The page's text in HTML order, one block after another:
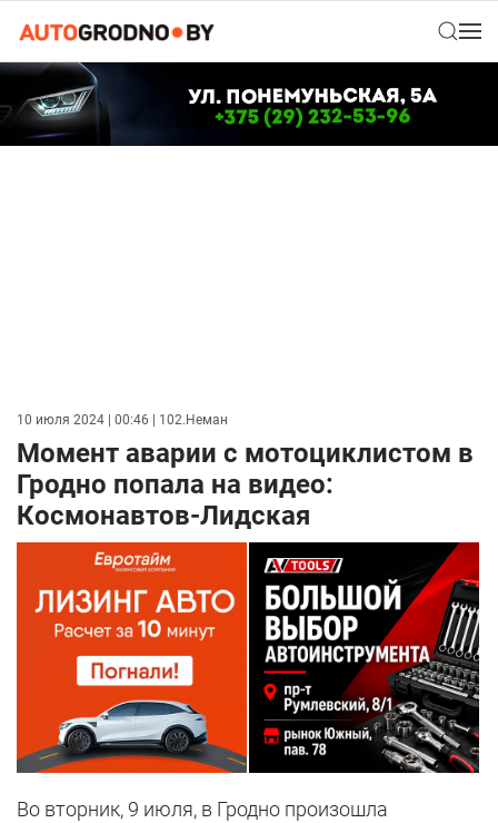
10 июля 2024 | 00:46 | 102.Неман
Момент аварии с мотоциклистом в
Гродно попала на видео:
Космонавтов-Лидская
Во вторник, 9 июля, в Гродно произошла